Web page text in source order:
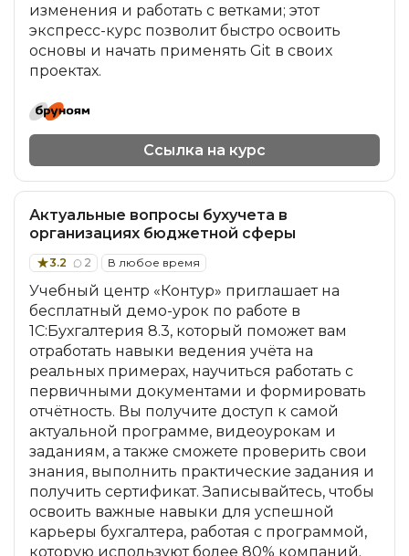
изменения и работать с ветками; этот
экспресс-курс позволит быстро освоить
основы и начать применять Git в своих
проектах.
Ссылка на курс
Актуальные вопросы бухучета в
организациях бюджетной сферы
3.2 2 В любое время
Учебный центр «Контур» приглашает на
бесплатный демо-урок по работе в
1С:Бухгалтерия 8.3, который поможет вам
отработать навыки ведения учёта на
реальных примерах, научиться работать с
первичными документами и формировать
отчётность. Вы получите доступ к самой
актуальной программе, видеоурокам и
заданиям, а также сможете проверить свои
знания, выполнить практические задания и
получить сертификат. Записывайтесь, чтобы
освоить важные навыки для успешной
карьеры бухгалтера, работая с программой,
которую используют более 80% компаний.